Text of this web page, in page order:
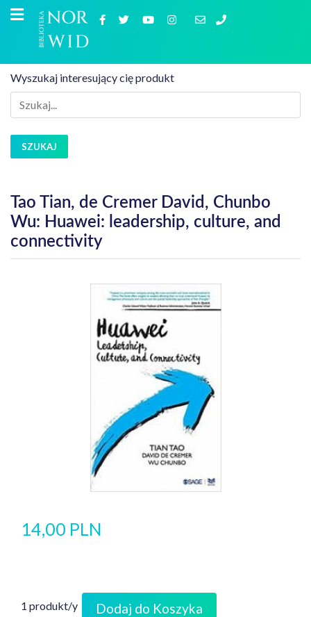
Wyszukaj interesujący cię produkt
SZUKAJ
Tao Tian, de Cremer David, Chunbo
Wu: Huawei: leadership, culture, and
connectivity
14,00 PLN
1 produkt/y Dodaj do Koszyka